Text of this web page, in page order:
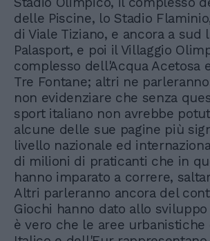
delle Piscine, lo Stadio
di Viale Tiziano, e ancora a sud
Palasport, e poi il Villaggio
complesso dell'Acqua Acetosa
Tre Fontane; altri ne
non evidenziare che senza
sport italiano non avrebbe
alcune delle sue pagine più
livello nazionale ed
di milioni di praticanti che in
hanno imparato a correre,
Altri parleranno ancora del
Giochi hanno dato allo
è vero che le aree urbanistiche